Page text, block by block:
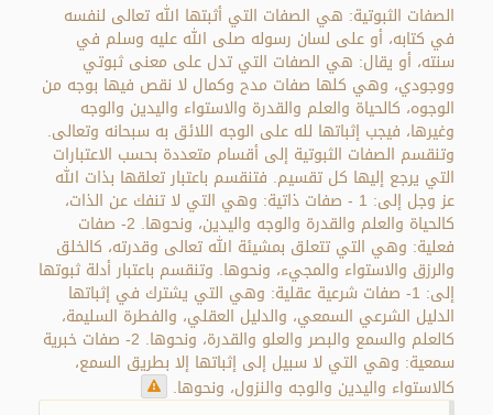
الصفات الثبوتية: هي الصفات التي أثبتها الله تعالى لنفسه
في كتابه، أو على لسان رسوله صلى الله عليه وسلم في
سنته، أو يقال: هي الصفات التي تدل على معنى ثبوتي
ووجودي، وهي كلها صفات مدح وكمال لا نقص فيها بوجه من
الوجوه، كالحياة والعلم والقدرة والاستواء واليدين والوجه
وغيرها، فيجب إثباتها لله على الوجه اللائق به سبحانه وتعالى.
وتنقسم الصفات الثبوتية إلى أقسام متعددة بحسب الاعتبارات
التي يرجع إليها كل تقسيم. فتنقسم باعتبار تعلقها بذات الله
عز وجل إلى: 1 - صفات ذاتية: وهي التي لا تنفك عن الذات،
كالحياة والعلم والقدرة والوجه واليدين، ونحوها. 2- صفات
فعلية: وهي التي تتعلق بمشيئة الله تعالى وقدرته، كالخلق
والرزق والاستواء والمجيء، ونحوها. وتنقسم باعتبار أدلة ثبوتها
إلى: 1- صفات شرعية عقلية: وهي التي يشترك في إثباتها
الدليل الشرعي السمعي، والدليل العقلي، والفطرة السليمة،
كالعلم والسمع والبصر والعلو والقدرة، ونحوها. 2- صفات خبرية
سمعية: وهي التي لا سبيل إلى إثباتها إلا بطريق السمع،
كالاستواء واليدين والوجه والنزول، ونحوها.